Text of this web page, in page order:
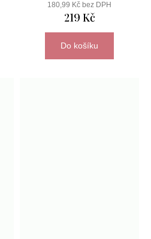
180,99 Kč bez DPH
219 Kč
Do košíku